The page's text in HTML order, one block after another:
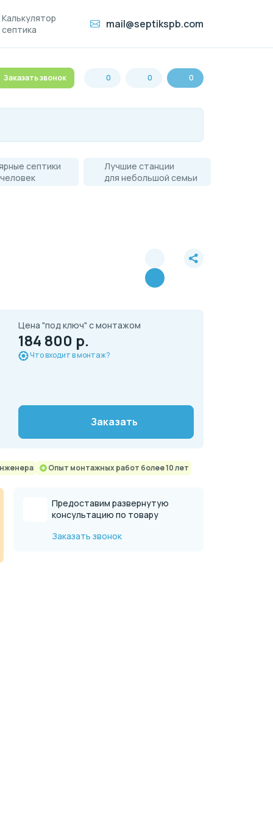
Калькулятор
септика
mail@septikspb.com
Заказать звонок 0 0 0
септики
Лучшие станции
для небольшой семьи
Цена "под ключ" с монтажом
184 800 р.
Что входит в монтаж?
Заказать
Опыт монтажных работ более 10 лет
Предоставим развернутую
консультацию по товару
Заказать звонок